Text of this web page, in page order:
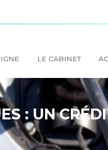
LE CABINET
: UN